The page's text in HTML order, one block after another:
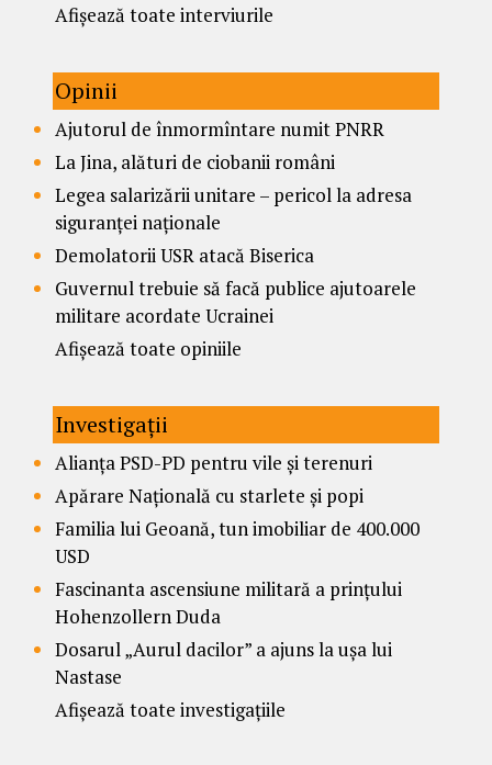
Afișează toate interviurile
Opinii
Ajutorul de înmormîntare numit PNRR
La Jina, alături de ciobanii români
Legea salarizării unitare – pericol la adresa
siguranței naționale
Demolatorii USR atacă Biserica
Guvernul trebuie să facă publice ajutoarele
militare acordate Ucrainei
Afișează toate opiniile
Investigații
Alianța PSD-PD pentru vile și terenuri
Apărare Națională cu starlete și popi
Familia lui Geoană, tun imobiliar de 400.000
USD
Fascinanta ascensiune militară a prințului
Hohenzollern Duda
Dosarul „Aurul dacilor” a ajuns la ușa lui
Nastase
Afișează toate investigațiile